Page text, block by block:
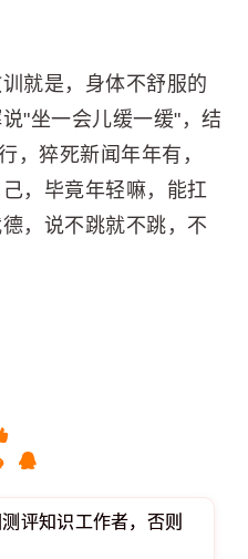
就是，身体不舒服的
"坐一会儿缓一缓"，结
，猝死新闻年年有，
，毕竟年轻嘛，能扛
，说不跳就不跳，不
评知识工作者，否则